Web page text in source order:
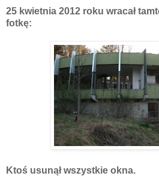
25 kwietnia 2012 roku wracał
fotkę:
Ktoś usunął wszystkie okna.